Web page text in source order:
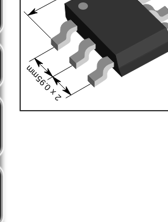
2 x 0.95mm